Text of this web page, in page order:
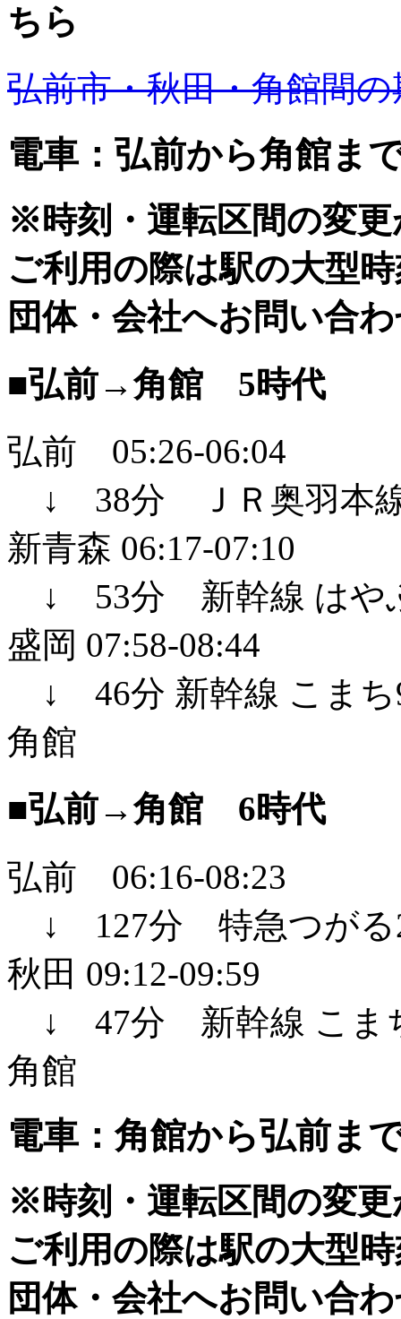
ちら
弘前市・秋田・角館間
電車：弘前から角館ま
※時刻・運転区間の変
ご利用の際は駅の大型
団体・会社へお問い合
■弘前→角館 5時代
弘前 05:26-06:04
↓ 38分 ＪＲ奥羽本
新青森 06:17-07:10
↓ 53分 新幹線 はや
盛岡 07:58-08:44
↓ 46分 新幹線 こまち
角館
■弘前→角館 6時代
弘前 06:16-08:23
↓ 127分 特急つがる
秋田 09:12-09:59
↓ 47分 新幹線 こま
角館
電車：角館から弘前ま
※時刻・運転区間の変
ご利用の際は駅の大型
団体・会社へお問い合